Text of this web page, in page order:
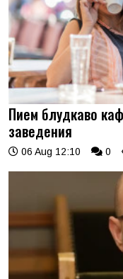
Пием блудкаво
заведения
06 Aug 12:10 0